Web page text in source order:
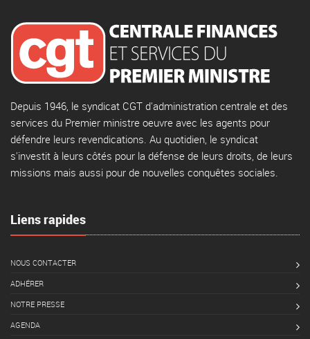
Depuis 1946, le syndicat CGT d'administration centrale et des
services du Premier ministre oeuvre avec les agents pour
défendre leurs revendications. Au quotidien, le syndicat
s'investit à leurs côtés pour la défense de leurs droits, de leurs
missions mais aussi pour de nouvelles conquêtes sociales.
Liens rapides
NOUS CONTACTER
ADHÉRER
NOTRE PRESSE
AGENDA